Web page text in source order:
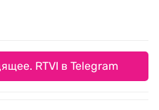
RTVI в Telegram